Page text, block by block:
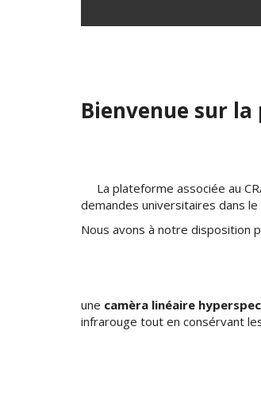
Bienvenue sur
La plateforme associée au
demandes universitaires dans
Nous avons à notre disposition
une camèra linéaire
infrarouge tout en consérvant